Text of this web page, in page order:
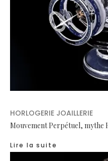
HORLOGERIE JOAILLERIE
Mouvement Perpétuel, mythe
Lire la suite